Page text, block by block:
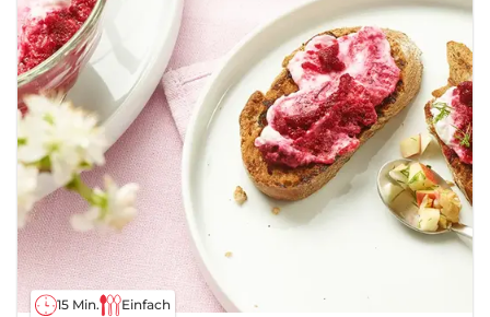
15 Min. Einfach